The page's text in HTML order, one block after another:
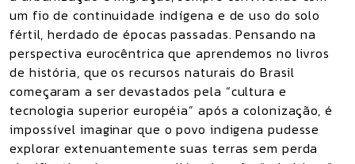
um fio de continuidade indígena e de uso do solo
fértil, herdado de épocas passadas. Pensando na
perspectiva eurocêntrica que aprendemos no livros
de história, que os recursos naturais do Brasil
começaram a ser devastados pela “cultura e
tecnologia superior européia” após a colonização, é
impossível imaginar que o povo indigena pudesse
explorar extenuantemente suas terras sem perda